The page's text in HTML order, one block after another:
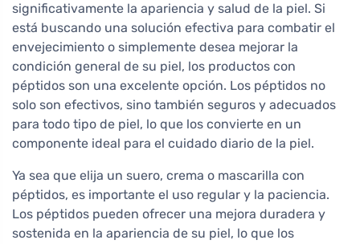
significativamente la apariencia y salud de la piel. Si
está buscando una solución efectiva para combatir el
envejecimiento o simplemente desea mejorar la
condición general de su piel, los productos con
péptidos son una excelente opción. Los péptidos no
solo son efectivos, sino también seguros y adecuados
para todo tipo de piel, lo que los convierte en un
componente ideal para el cuidado diario de la piel.
Ya sea que elija un suero, crema o mascarilla con
péptidos, es importante el uso regular y la paciencia.
Los péptidos pueden ofrecer una mejora duradera y
sostenida en la apariencia de su piel, lo que los